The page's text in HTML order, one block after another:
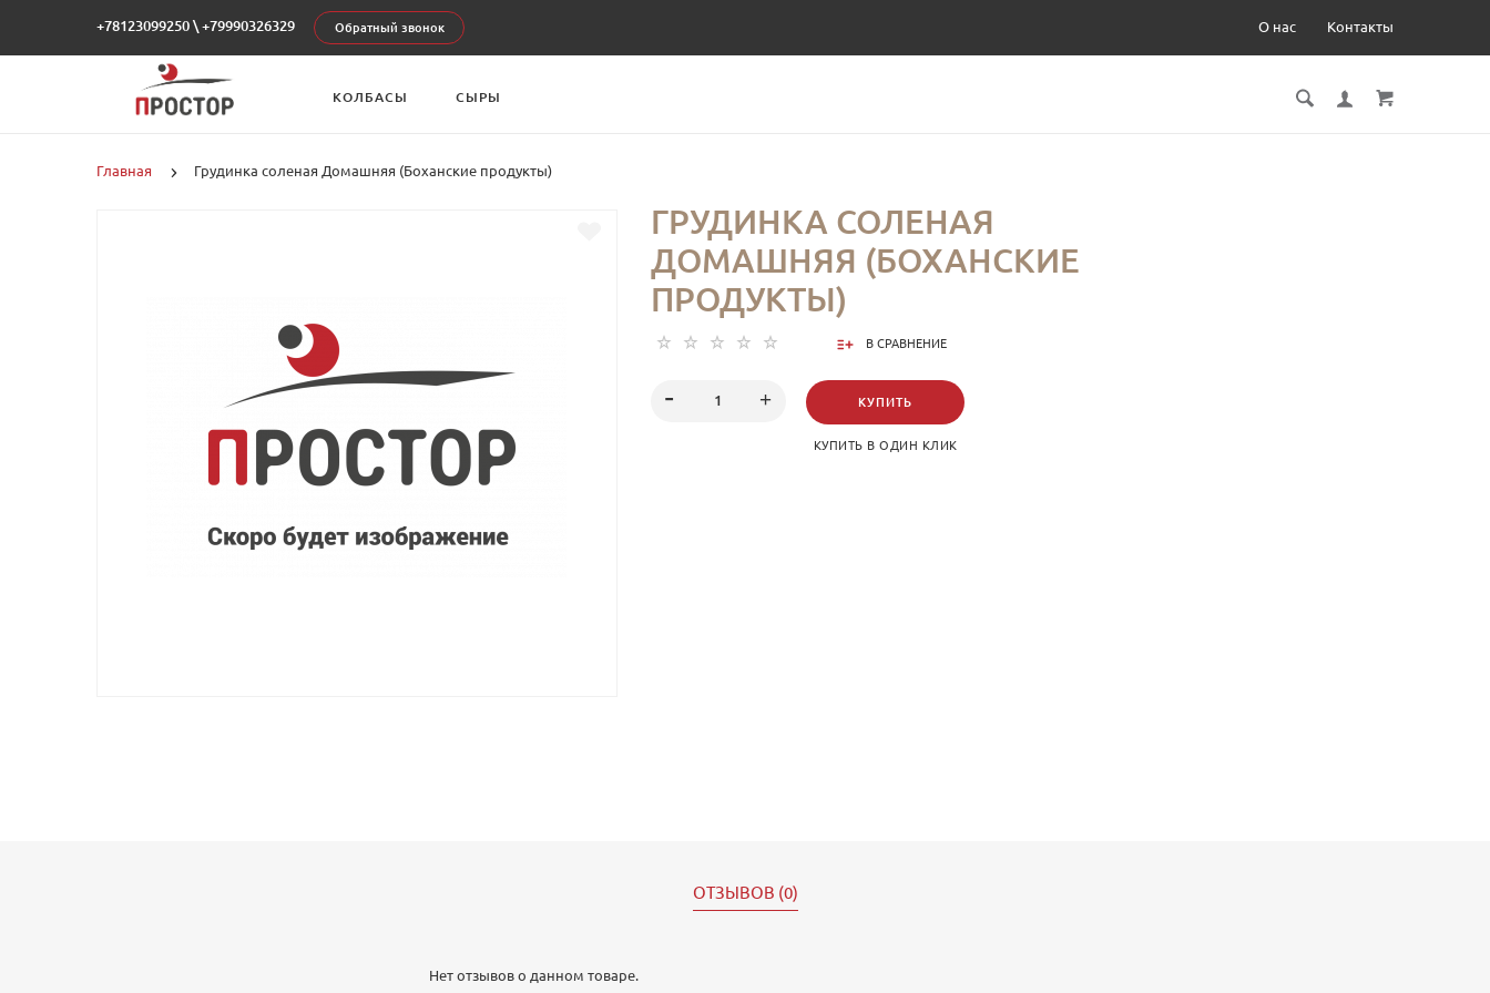
+78123099250 \ +79990326329 Обратный звонок О нас Контакты
КОЛБАСЫ СЫРЫ
Главная Грудинка соленая Домашняя (Боханские продукты)
ГРУДИНКА СОЛЕНАЯ
ДОМАШНЯЯ (БОХАНСКИЕ
ПРОДУКТЫ)
В СРАВНЕНИЕ
КУПИТЬ
КУПИТЬ В ОДИН КЛИК
ОТЗЫВОВ (0)
Нет отзывов о данном товаре.